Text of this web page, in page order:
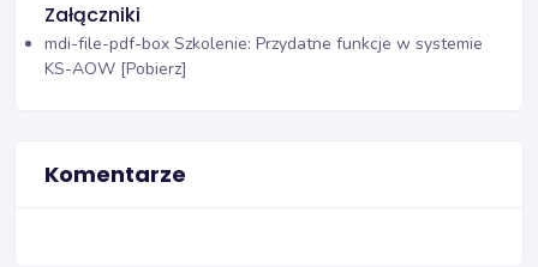
Załączniki
mdi-file-pdf-box Szkolenie: Przydatne funkcje w systemie
KS-AOW [Pobierz]
Komentarze